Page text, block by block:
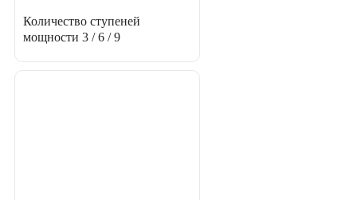
Количество ступеней
мощности 3 / 6 / 9